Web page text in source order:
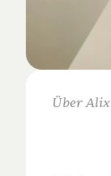
Über